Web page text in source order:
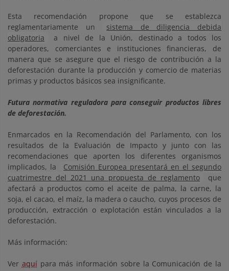
Esta recomendación propone que se establezca
reglamentariamente un
sistema de diligencia debida
obligatoria
a nivel de la Unión, destinado a todos los
operadores, comerciantes e instituciones financieras, de
manera que se asegure que el riesgo de contribución a la
deforestación durante la producción y comercio de materias
primas y productos básicos sea insignificante.
Futura normativa reguladora para conseguir productos libres
de deforestación.
Enmarcados en la Recomendación del Parlamento, con los
resultados de la Evaluación de Impacto y junto con las
recomendaciones que aporten los diferentes organismos
implicados, la
Comisión Europea presentará en el segundo
cuatrimestre del 2021 una propuesta de reglamento
que
afectará a productos como el aceite de palma, la carne, la
soja, el cacao, el maíz, la madera o caucho, cuyos procesos de
producción, extracción o explotación están vinculados a la
deforestación.
Más información:
Ver aquípara más información sobre la Comunicación de la